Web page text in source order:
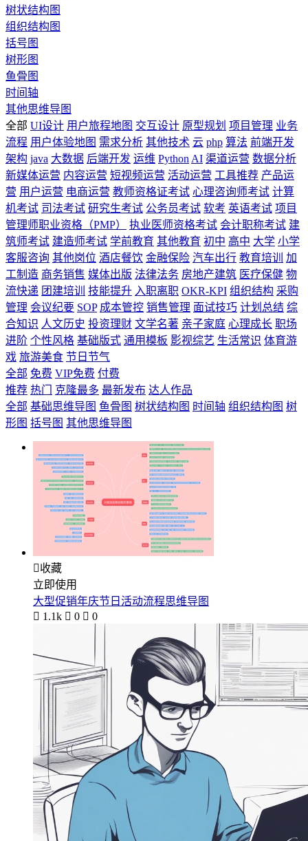
树状结构图
组织结构图
括号图
树形图
鱼骨图
时间轴
其他思维导图
全部 UI设计 用户旅程地图 交互设计 原型规划 项目管理 业务
流程 用户体验地图 需求分析 其他技术 云 php 算法 前端开发
架构 java 大数据 后端开发 运维 Python AI 渠道运营 数据分析
新媒体运营 内容运营 短视频运营 活动运营 工具推荐 产品运
营 用户运营 电商运营 教师资格证考试 心理咨询师考试 计算
机考试 司法考试 研究生考试 公务员考试 软考 英语考试 项目
管理师职业资格（PMP）
执业医师资格考试 会计职称考试 建
筑师考试 建造师考试 学前教育 其他教育 初中 高中 大学 小学
客服咨询 其他岗位 酒店餐饮 金融保险 汽车出行 教育培训
加
工制造 商务销售 媒体出版 法律法务 房地产建筑 医疗保健 物
流快递 团建培训 技能提升 入职离职 OKR-KPI 组织结构 采购
管理 会议纪要 SOP 成本管控 销售管理 面试技巧 计划总结 综
合知识 人文历史 投资理财 文学名著 亲子家庭 心理成长 职场
进阶 个性风格 基础版式 通用模板 影视综艺 生活常识 体育游
戏 旅游美食 节日节气
全部 免费 VIP免费 付费
推荐 热门 克隆最多 最新发布 达人作品
全部 基础思维导图 鱼骨图 树状结构图 时间轴 组织结构图 树
形图 括号图 其他思维导图
收藏
立即使用
大型促销年庆节日活动流程思维导图
 1.1k  0  0